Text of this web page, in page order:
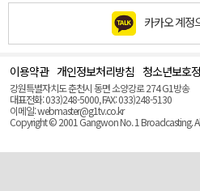
카카오 계정
이용약관 개인정보처리방침 청소년보호
강원특별자치도 춘천시 동면 소양강로 274 G1방송
대표전화: 033)248-5000, FAX: 033)248-5130
이메일: webmaster@g1tv.co.kr
Copyright © 2001 Gangwon No. 1 Broadcasting.